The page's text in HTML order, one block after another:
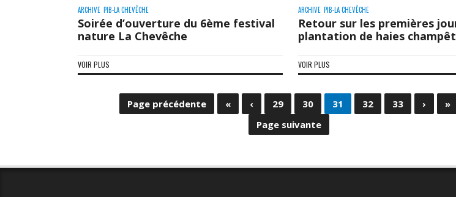
ARCHIVE PIB-LA CHEVÊCHE
Soirée d’ouverture du 6ème festival
nature La Chevêche
VOIR PLUS
ARCHIVE PIB-LA CHEVÊCHE
Retour sur les premières
plantation de haies
VOIR PLUS
Page précédente « ‹ 29 30 31 32 33 ›
»
Page suivante